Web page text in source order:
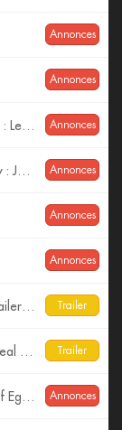
Annonces
Annonces
Annonces
Annonces
Annonces
Annonces
Trailer
Trailer
Annonces